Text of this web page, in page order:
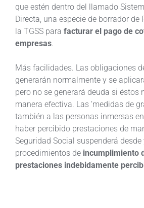
que estén dentro del llamado
Directa, una especie de borrador de
la TGSS para facturar el pago de
empresas.
Más facilidades. Las obligaciones
generarán normalmente y se
pero no se generará deuda si éstos
manera efectiva. Las ‘medidas de
también a las personas inmersas
haber percibido prestaciones de
Seguridad Social suspenderá desde
procedimientos de incumplimiento
prestaciones indebidamente